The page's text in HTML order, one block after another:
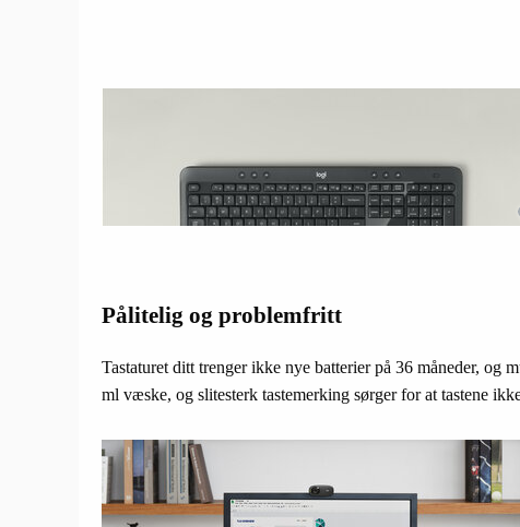
Pålitelig og problemfritt
Tastaturet ditt trenger ikke nye batterier på 36 måneder, og
ml væske, og slitesterk tastemerking sørger for at tastene